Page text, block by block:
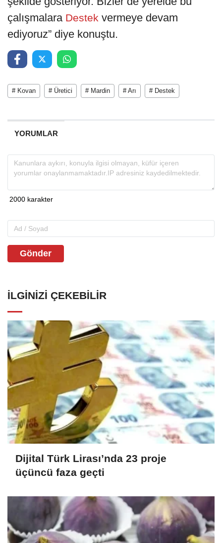
çalışmalara Destek vermeye devam
ediyoruz” diye konuştu.
# Kovan # Üretici # Mardin # Arı # Destek
YORUMLAR
Gönder
İLGINIZI ÇEKEBILIR
Dijital Türk Lirası’nda 23 proje
üçüncü faza geçti